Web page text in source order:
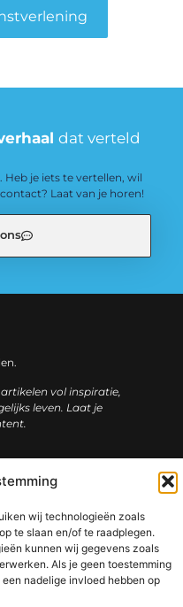
wij technologieën zoals
te slaan en/of te raadplegen.
kunnen wij gegevens zoals
Als je geen toestemming
nadelige invloed hebben op
dat verteld
je iets te vertellen, wil
Laat van je horen!
vol inspiratie,
leven. Laat je
Right Reserved.​